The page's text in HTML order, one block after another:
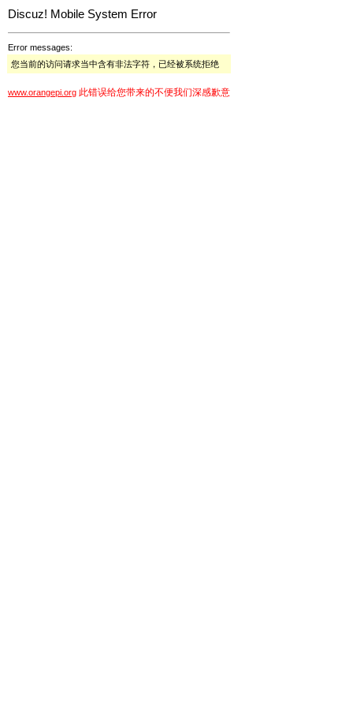
Discuz! Mobile System Error
Error messages:
您当前的访问请求当中含有非法字符，已经被系统拒绝
www.orangepi.org 此错误给您带来的不便我们深感歉意